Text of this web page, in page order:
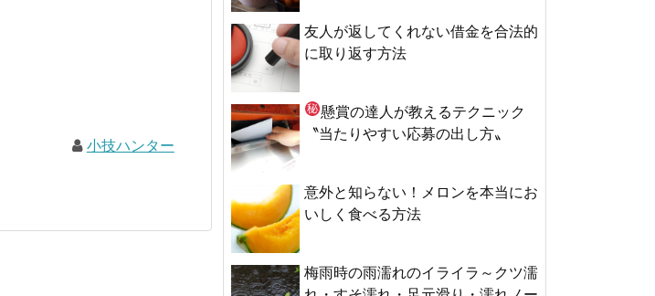
小技ハンター
友人が返してくれない借金を合法的
に取り返す方法
懸賞の達人が教えるテクニック
〝当たりやすい応募の出し方〟
意外と知らない！メロンを本当にお
いしく食べる方法
梅雨時の雨濡れのイライラ～クツ濡